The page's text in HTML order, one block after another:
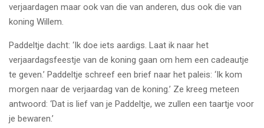
verjaardagen maar ook van die van anderen, dus ook die van
koning Willem.
Paddeltje dacht: ‘Ik doe iets aardigs. Laat ik naar het
verjaardagsfeestje van de koning gaan om hem een cadeautje
te geven.’ Paddeltje schreef een brief naar het paleis: ‘Ik kom
morgen naar de verjaardag van de koning.’ Ze kreeg meteen
antwoord: ‘Dat is lief van je Paddeltje, we zullen een taartje voor
je bewaren.’